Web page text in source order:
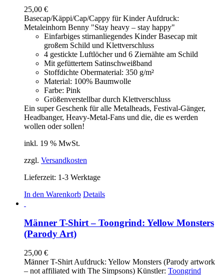
können
auf
der
Produktseite
gewählt
werden
25,00 €
Basecap/Käppi/Cap/Cappy für Kinder Aufdruck:
Metaleinhorn Benny "Stay heavy – stay happy"
Einfarbiges stirnanliegendes Kinder Basecap mit
großem Schild und Klettverschluss
4 gestickte Luftlöcher und 6 Ziernähte am Schild
Mit gefüttertem Satinschweißband
Stoffdichte Obermaterial: 350 g/m²
Material: 100% Baumwolle
Farbe: Pink
Größenverstellbar durch Klettverschluss
Ein super Geschenk für alle Metalheads, Festival-Gänger,
Headbanger, Heavy-Metal-Fans und die, die es werden
wollen oder sollen!
inkl. 19 % MwSt.
zzgl. Versandkosten
Lieferzeit: 1-3 Werktage
In den Warenkorb Details
Männer T-Shirt – Toongrind: Yellow Monsters
(Parody Art)
25,00 €
Männer T-Shirt Aufdruck: Yellow Monsters (Parody artwork
– not affiliated with The Simpsons) Künstler: Toongrind